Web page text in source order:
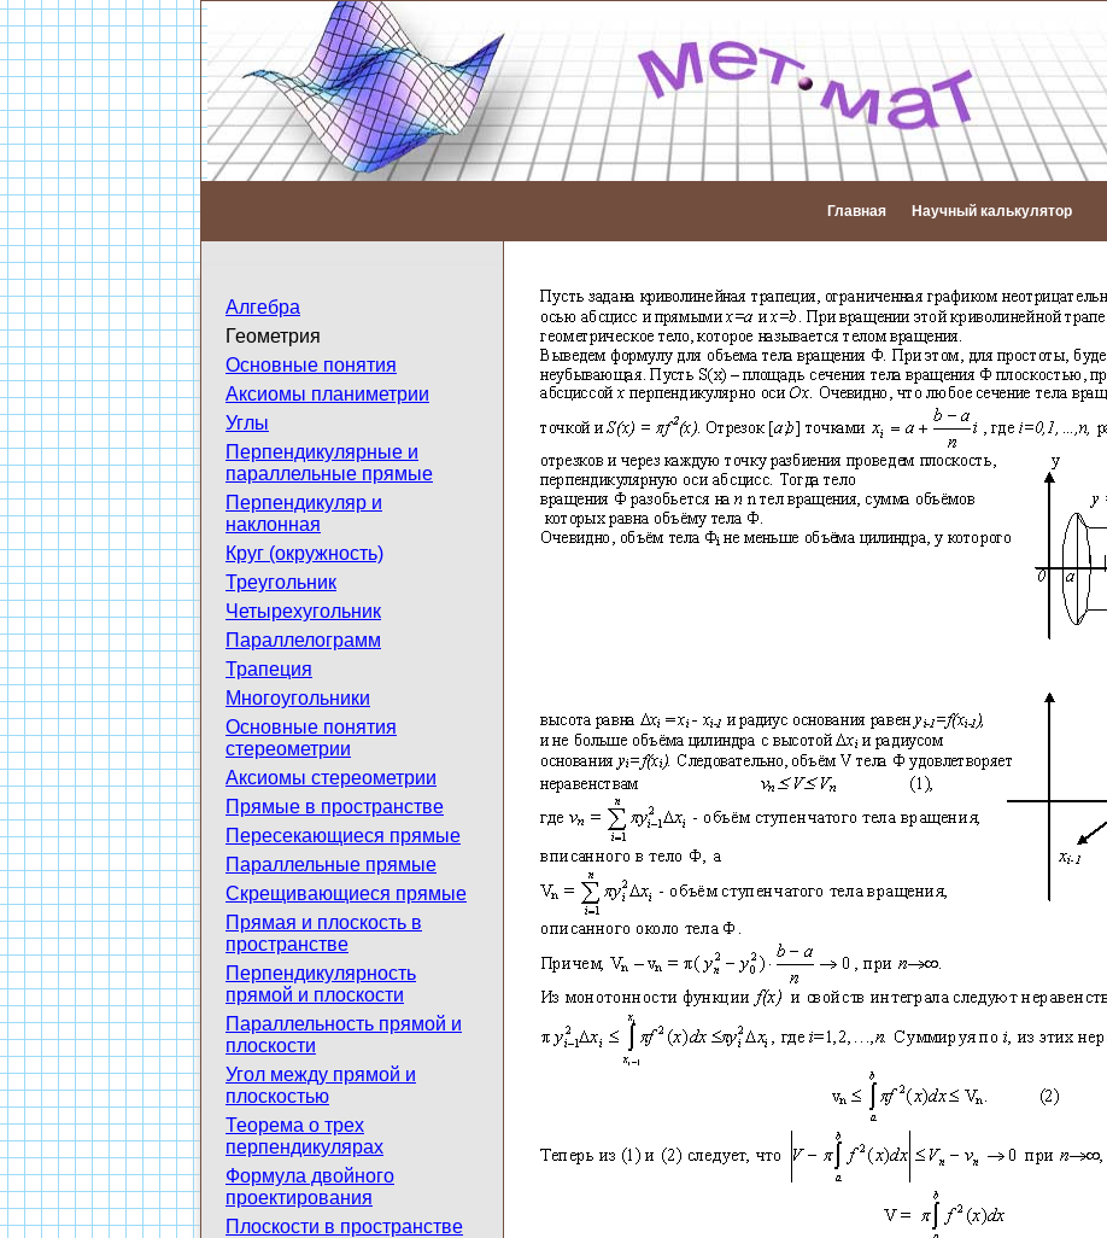
Главная Научный калькулятор
Алгебра
Геометрия
Основные понятия
Аксиомы планиметрии
Углы
Перпендикулярные и
параллельные прямые
Перпендикуляр и
наклонная
Круг (окружность)
Треугольник
Четырехугольник
Параллелограмм
Трапеция
Многоугольники
Основные понятия
стереометрии
Аксиомы стереометрии
Прямые в пространстве
Пересекающиеся прямые
Параллельные прямые
Скрещивающиеся прямые
Прямая и плоскость в
пространстве
Перпендикулярность
прямой и плоскости
Параллельность прямой и
плоскости
Угол между прямой и
плоскостью
Теорема о трех
перпендикулярах
Формула двойного
проектирования
Плоскости в пространстве